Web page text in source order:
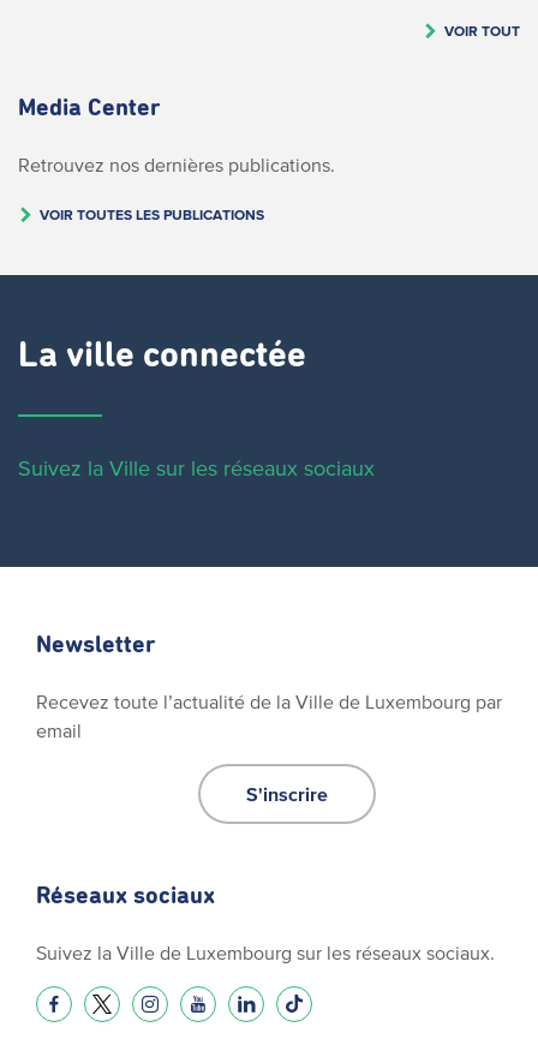
VOIR TOUT
Media Center
Retrouvez nos dernières publications.
VOIR TOUTES LES PUBLICATIONS
La ville connectée
Suivez la Ville sur les réseaux sociaux
Newsletter
Recevez toute l’actualité de la Ville de Luxembourg par
email
S'inscrire
Réseaux sociaux
Suivez la Ville de Luxembourg sur les réseaux sociaux.